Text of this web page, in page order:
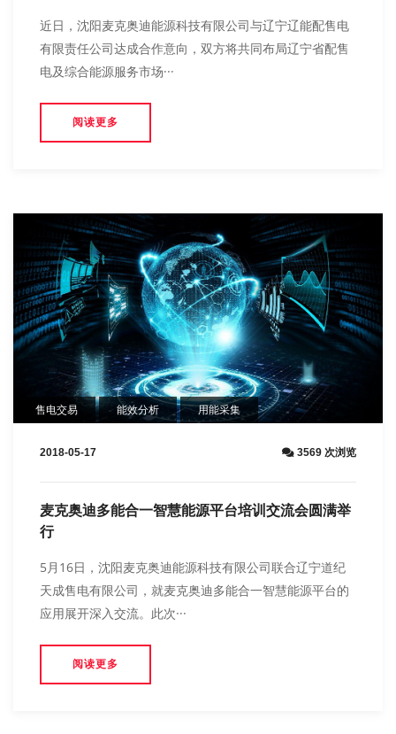
近日，沈阳麦克奥迪能源科技有限公司与辽宁辽能配售电
有限责任公司达成合作意向，双方将共同布局辽宁省配售
电及综合能源服务市场···
阅读更多
售电交易 能效分析 用能采集
2018-05-17 3569 次浏览
麦克奥迪多能合一智慧能源平台培训交流会圆满举
行
5月16日，沈阳麦克奥迪能源科技有限公司联合辽宁道纪
天成售电有限公司，就麦克奥迪多能合一智慧能源平台的
应用展开深入交流。此次···
阅读更多